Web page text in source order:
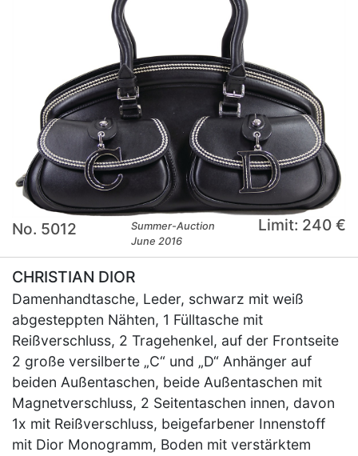
No. 5012
Summer-Auction
June 2016
Limit: 240 €
CHRISTIAN DIOR
Damenhandtasche, Leder, schwarz mit weiß
abgesteppten Nähten, 1 Fülltasche mit
Reißverschluss, 2 Tragehenkel, auf der Frontseite
2 große versilberte „C“ und „D“ Anhänger auf
beiden Außentaschen, beide Außentaschen mit
Magnetverschluss, 2 Seitentaschen innen, davon
1x mit Reißverschluss, beigefarbener Innenstoff
mit Dior Monogramm, Boden mit verstärktem